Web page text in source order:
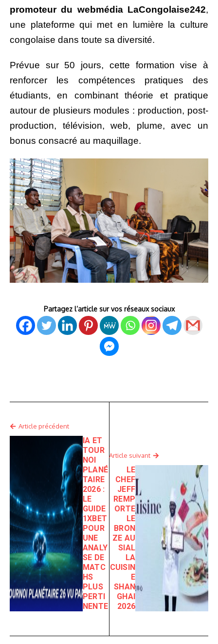
promoteur du webmédia LaCongolaise242,
une plateforme qui met en lumière la culture
congolaise dans toute sa diversité.
Prévue sur 50 jours, cette formation vise à
renforcer les compétences pratiques des
étudiants, en combinant théorie et pratique
autour de plusieurs modules : production, post-
production, télévision, web, plume, avec un
bonus consacré au maquillage.
Partagez l’article sur vos réseaux sociaux
Article précédent
IA ET
TOUR
NOI
PLANÉ
TAIRE
2026 :
LE
GUIDE
1XBET
POUR
UNE
ANALY
SE DE
MATC
HS
PLUS
PERTI
NENTE
Article suivant
LE
CHEF
JEFF
REMP
ORTE
LE
BRON
ZE AU
SIAL
LA
CUISIN
E
SHAN
GHAI
2026